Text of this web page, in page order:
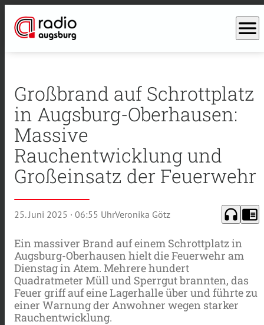
menu
Großbrand auf Schrottplatz
in Augsburg-Oberhausen:
Massive
Rauchentwicklung und
Großeinsatz der Feuerwehr
25. Juni 2025 · 06:55 UhrVeronika Götz headphones chrome_reader_mode
Ein massiver Brand auf einem Schrottplatz in
Augsburg-Oberhausen hielt die Feuerwehr am
Dienstag in Atem. Mehrere hundert
Quadratmeter Müll und Sperrgut brannten, das
Feuer griff auf eine Lagerhalle über und führte zu
einer Warnung der Anwohner wegen starker
Rauchentwicklung.